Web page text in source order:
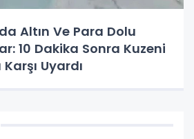
Altın Ve Para Dolu
10 Dakika Sonra Kuzeni
Uyardı